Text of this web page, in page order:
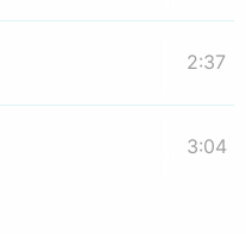
2:37
3:04